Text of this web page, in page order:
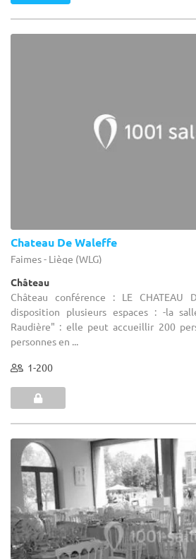
Chateau De Waleffe
Faimes - Liège (WLG)
Château
Château conférence : LE CHATEAU
disposition plusieurs espaces : -la
Raudière" : elle peut accueillir 200
personnes en ...
1-200